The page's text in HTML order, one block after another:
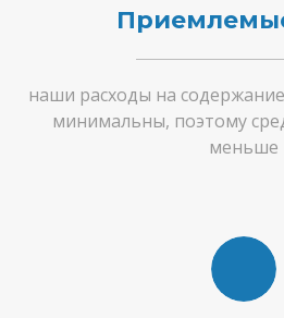
наши расходы на
минимальны, поэтому
меньше